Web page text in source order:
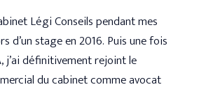
Légi Conseils pendant mes
d’un stage en 2016. Puis une fois
j’ai définitivement rejoint le
du cabinet comme avocat